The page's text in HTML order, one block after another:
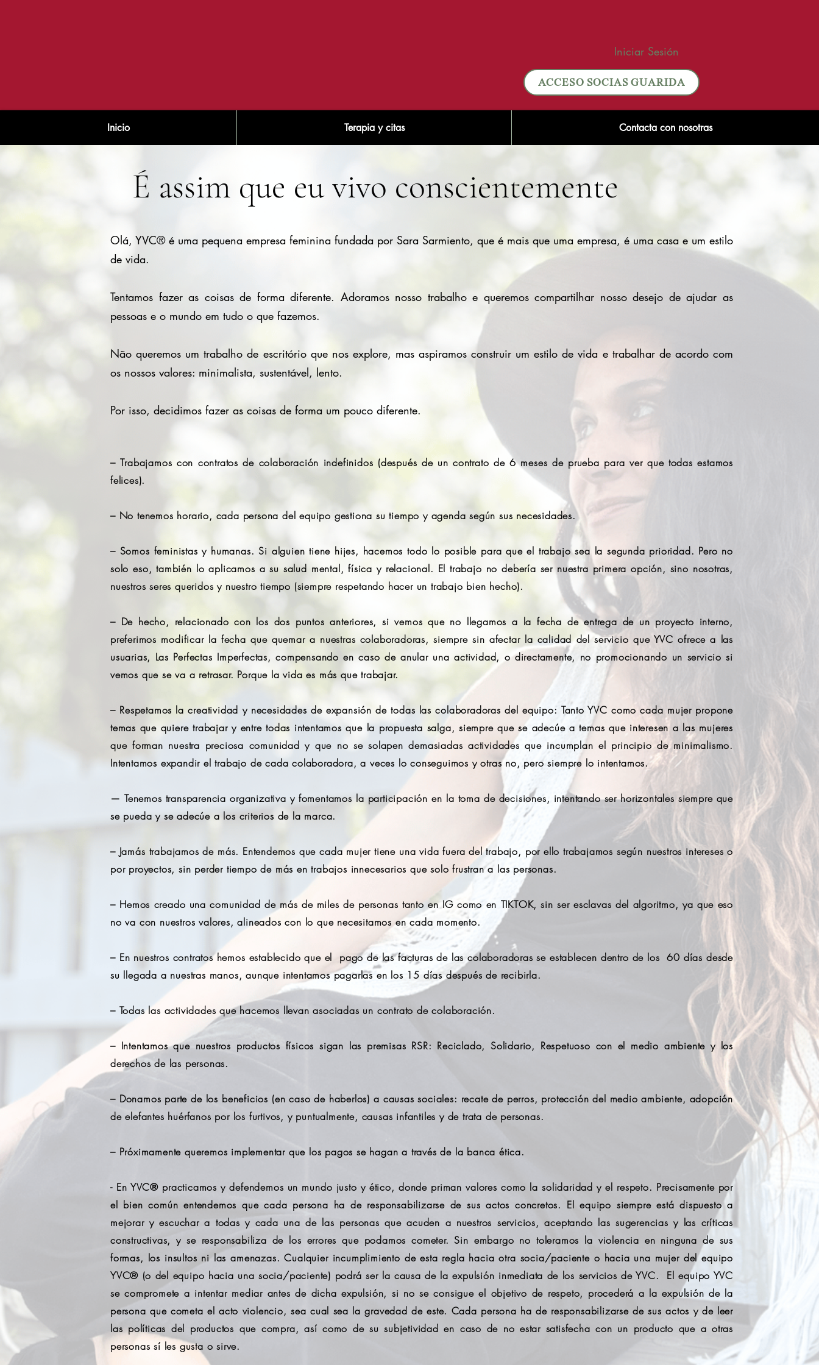
Iniciar Sesión
ACCESO SOCIAS GUARIDA
Inicio Terapia y citas Contacta con nosotras
É assim que eu vivo conscientemente
Olá, YVC® é uma pequena empresa feminina fundada por Sara Sarmiento, que é mais que uma empresa, é uma casa e um estilo
de vida.
Tentamos fazer as coisas de forma diferente. Adoramos nosso trabalho e queremos compartilhar nosso desejo de ajudar as
pessoas e o mundo em tudo o que fazemos.
Não queremos um trabalho de escritório que nos explore, mas aspiramos construir um estilo de vida e trabalhar de acordo com
os nossos valores: minimalista, sustentável, lento.
Por isso, decidimos fazer as coisas de forma um pouco diferente.
– Trabajamos con contratos de colaboración indefinidos (después de un contrato de 6 meses de prueba para ver que todas estamos
felices).
– No tenemos horario, cada persona del equipo gestiona su tiempo y agenda según sus necesidades.
– Somos feministas y humanas. Si alguien tiene hijes, hacemos todo lo posible para que el trabajo sea la segunda prioridad. Pero no
solo eso, también lo aplicamos a su salud mental, física y relacional. El trabajo no debería ser nuestra primera opción, sino nosotras,
nuestros seres queridos y nuestro tiempo (siempre respetando hacer un trabajo bien hecho).
– De hecho, relacionado con los dos puntos anteriores, si vemos que no llegamos a la fecha de entrega de un proyecto interno,
preferimos modificar la fecha que quemar a nuestras colaboradoras, siempre sin afectar la calidad del servicio que YVC ofrece a las
usuarias, Las Perfectas Imperfectas, compensando en caso de anular una actividad, o directamente, no promocionando un servicio si
vemos que se va a retrasar. Porque la vida es más que trabajar.
– Respetamos la creatividad y necesidades de expansión de todas las colaboradoras del equipo: Tanto YVC como cada mujer propone
temas que quiere trabajar y entre todas intentamos que la propuesta salga, siempre que se adecúe a temas que interesen a las mujeres
que forman nuestra preciosa comunidad y que no se solapen demasiadas actividades que incumplan el principio de minimalismo.
Intentamos expandir el trabajo de cada colaboradora, a veces lo conseguimos y otras no, pero siempre lo intentamos.
— Tenemos transparencia organizativa y fomentamos la participación en la toma de decisiones, intentando ser horizontales siempre que
se pueda y se adecúe a los criterios de la marca.
– Jamás trabajamos de más. Entendemos que cada mujer tiene una vida fuera del trabajo, por ello trabajamos según nuestros intereses o
por proyectos, sin perder tiempo de más en trabajos innecesarios que solo frustran a las personas.
– Hemos creado una comunidad de más de miles de personas tanto en IG como en TIKTOK, sin ser esclavas del algoritmo, ya que eso
no va con nuestros valores, alineados con lo que necesitamos en cada momento.
– En nuestros contratos hemos establecido que el pago de las facturas de las colaboradoras se establecen dentro de los 60 días desde
su llegada a nuestras manos, aunque intentamos pagarlas en los 15 días después de recibirla.
– Todas las actividades que hacemos llevan asociadas un contrato de colaboración.
– Intentamos que nuestros productos físicos sigan las premisas RSR: Reciclado, Solidario, Respetuoso con el medio ambiente y los
derechos de las personas.
– Donamos parte de los beneficios (en caso de haberlos) a causas sociales: recate de perros, protección del medio ambiente, adopción
de elefantes huérfanos por los furtivos, y puntualmente, causas infantiles y de trata de personas.
– Próximamente queremos implementar que los pagos se hagan a través de la banca ética.
- En YVC® practicamos y defendemos un mundo justo y ético, donde priman valores como la solidaridad y el respeto. Precisamente por
el bien común entendemos que cada persona ha de responsabilizarse de sus actos concretos. El equipo siempre está dispuesto a
mejorar y escuchar a todas y cada una de las personas que acuden a nuestros servicios, aceptando las sugerencias y las críticas
constructivas, y se responsabiliza de los errores que podamos cometer. Sin embargo no toleramos la violencia en ninguna de sus
formas, los insultos ni las amenazas. Cualquier incumplimiento de esta regla hacia otra socia/paciente o hacia una mujer del equipo
YVC® (o del equipo hacia una socia/paciente) podrá ser la causa de la expulsión inmediata de los servicios de YVC. El equipo YVC
se compromete a intentar mediar antes de dicha expulsión, si no se consigue el objetivo de respeto, procederá a la expulsión de la
persona que cometa el acto violencio, sea cual sea la gravedad de este. Cada persona ha de responsabilizarse de sus actos y de leer
las políticas del productos que compra, así como de su subjetividad en caso de no estar satisfecha con un producto que a otras
personas sí les gusta o sirve.